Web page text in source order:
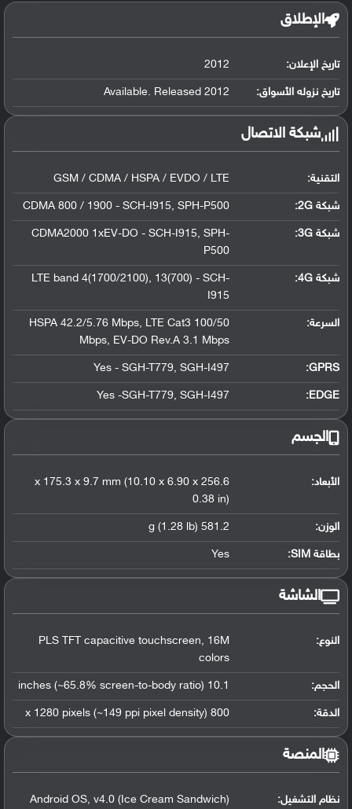
الإطلاق
تاريخ الإعلان: 2012
تاريخ نزوله الأسواق: Available. Released 2012
شبكة الاتصال
التقنية: GSM / CDMA / HSPA / EVDO / LTE
شبكة 2G: CDMA 800 / 1900 - SCH-I915, SPH-P500
شبكة 3G :
CDMA2000 1xEV-DO - SCH-I915, SPH-
P500
شبكة 4G :
LTE band 4(1700/2100), 13(700) - SCH-
I915
السرعة:
HSPA 42.2/5.76 Mbps, LTE Cat3 100/50
Mbps, EV-DO Rev.A 3.1 Mbps
GPRS:
Yes - SGH-T779, SGH-I497
EDGE:
Yes -SGH-T779, SGH-I497
الجسم
الأبعاد:
256.6 x 175.3 x 9.7 mm (10.10 x 6.90 x
0.38 in)
الوزن: 581.2 g (1.28 lb)
بطاقة SIM: Yes
الشاشة
النوع:
PLS TFT capacitive touchscreen, 16M
colors
الحجم: 10.1 inches (~65.8% screen-to-body ratio)
الدقة: 800 x 1280 pixels (~149 ppi pixel density)
المنصة
نظام التشغيل:
Android OS, v4.0 (Ice Cream Sandwich)